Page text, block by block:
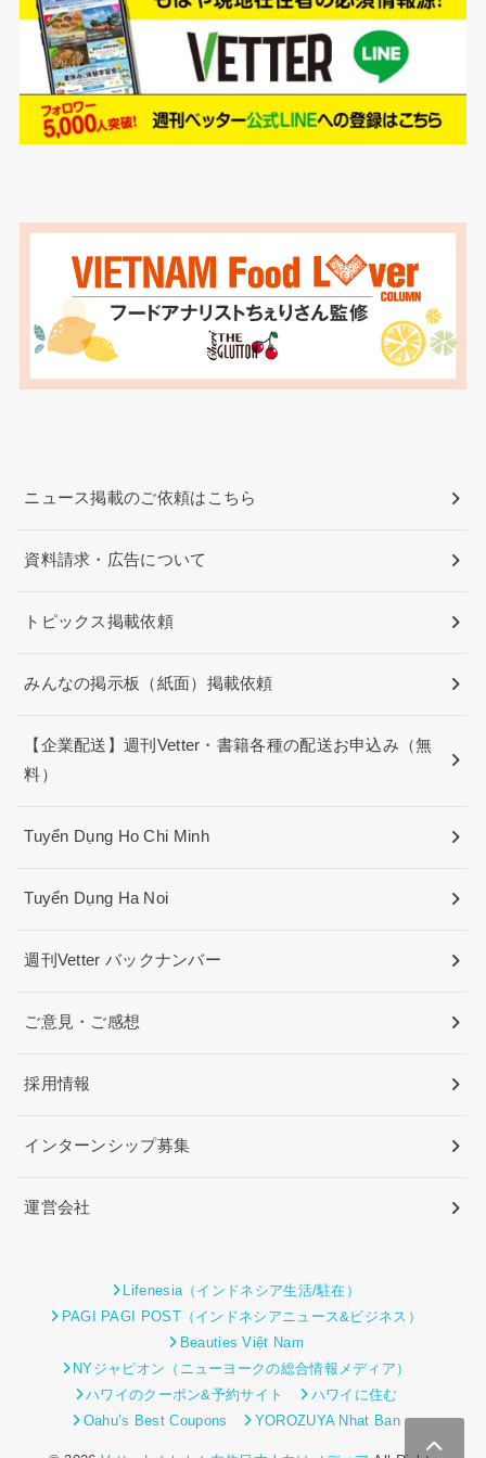
ニュース掲載のご依頼はこちら
資料請求・広告について
トピックス掲載依頼
みんなの掲示板（紙面）掲載依頼
【企業配送】週刊Vetter・書籍各種の配送お申込み（無
料）
Tuyển Dụng Ho Chi Minh
Tuyển Dụng Ha Noi
週刊Vetter バックナンバー
ご意見・ご感想
採用情報
インターンシップ募集
運営会社
Lifenesia（インドネシア生活/駐在）
PAGI PAGI POST（インドネシアニュース&ビジネス）
Beauties Việt Nam
NYジャピオン（ニューヨークの総合情報メディア）
ハワイのクーポン&予約サイト
ハワイに住む
Oahu’s Best Coupons
YOROZUYA Nhat Ban